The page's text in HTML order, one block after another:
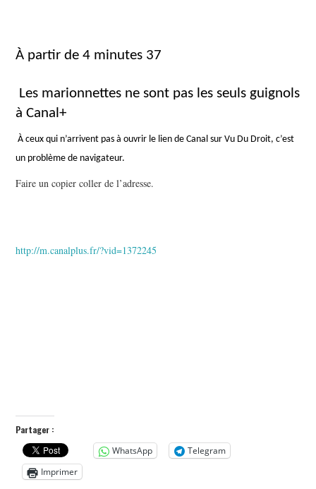
À partir de 4 minutes 37
Les marionnettes ne sont pas les seuls guignols
à Canal+
À ceux qui n’arrivent pas à ouvrir le lien de Canal sur Vu Du Droit, c’est
un problème de navigateur.
Faire un copier coller de l’adresse.
http://m.canalplus.fr/?vid=1372245
Partager :
WhatsApp
Telegram
Imprimer